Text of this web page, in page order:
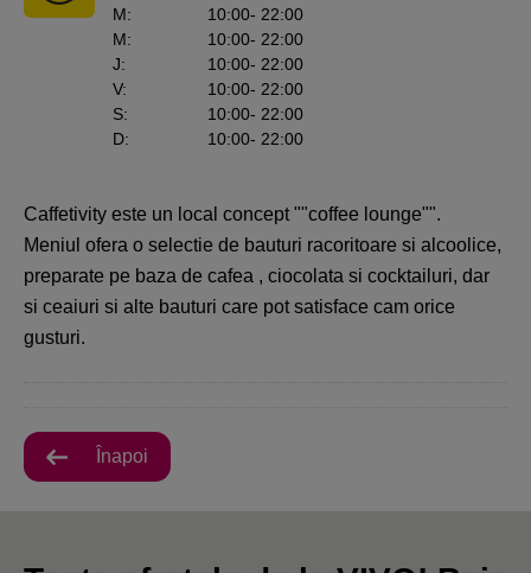
M: 10:00- 22:00
M: 10:00- 22:00
J: 10:00- 22:00
V: 10:00- 22:00
S: 10:00- 22:00
D: 10:00- 22:00
Caffetivity este un local concept ""coffee lounge"".
Meniul ofera o selectie de bauturi racoritoare si alcoolice,
preparate pe baza de cafea , ciocolata si cocktailuri, dar
si ceaiuri si alte bauturi care pot satisface cam orice
gusturi.
Înapoi